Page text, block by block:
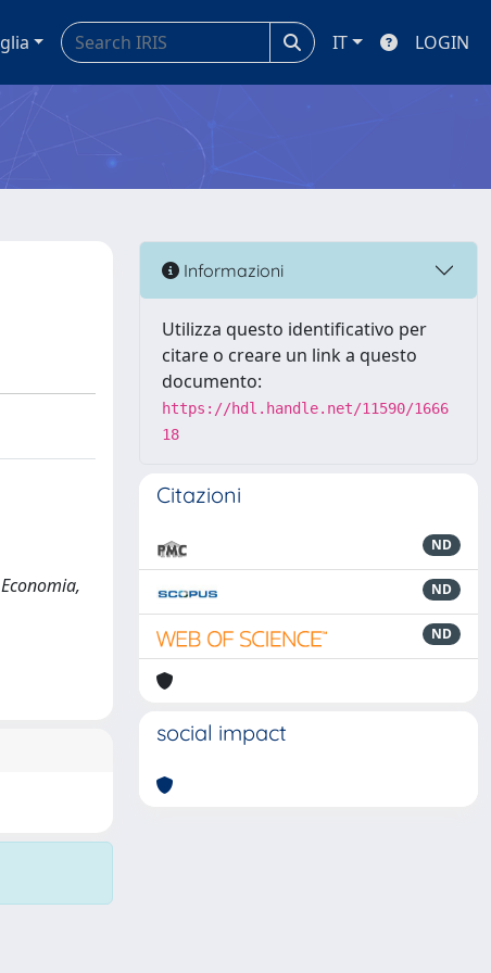
IT LOGIN
Informazioni
Utilizza questo identificativo per
citare o creare un link a questo
documento:
https://hdl.handle.net/11590/1666
18
Citazioni
ND
ND
ND
social impact